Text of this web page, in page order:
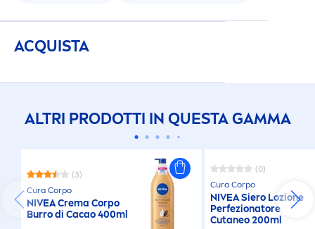
ACQUISTA
ALTRI PRODOTTI IN QUESTA GAMMA
(3)
Cura Corpo
NIVEACrema Corpo
Burro di Cacao 400ml
(0)
Cura Corpo
NIVEASiero Lozione
Perfezionatore
Cutaneo 200ml